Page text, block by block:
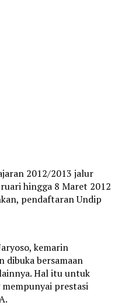
2012/2013 jalur
hingga 8 Maret 2012
pendaftaran Undip
kemarin
dibuka bersamaan
Hal itu untuk
prestasi